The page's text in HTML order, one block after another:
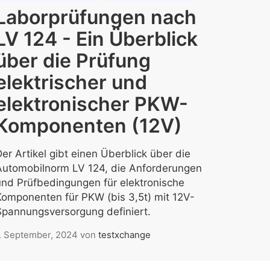
nach
124 - Ein Überblick
die Prüfung
und
PKW-
(12V)
Artikel gibt einen Überblick über die
LV 124, die Anforderungen
Prüfbedingungen für elektronische
für PKW (bis 3,5t) mit 12V-
definiert.
September, 2024 von testxchange